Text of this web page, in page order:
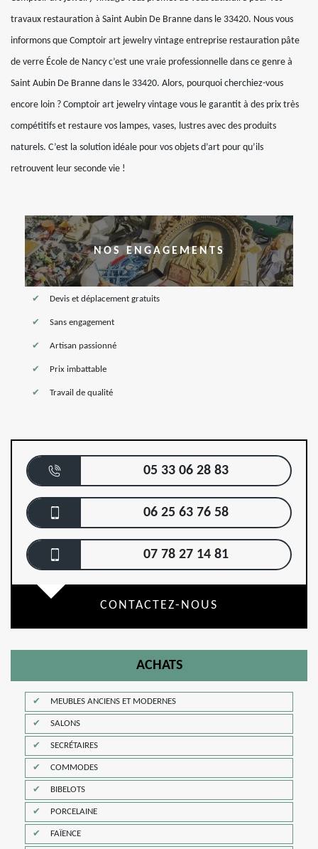
travaux restauration à Saint Aubin De Branne dans le 33420. Nous vous
informons que Comptoir art jewelry vintage entreprise restauration pâte
de verre École de Nancy c’est une vraie professionnelle dans ce genre à
Saint Aubin De Branne dans le 33420. Alors, pourquoi cherchiez-vous
encore loin ? Comptoir art jewelry vintage vous le garantit à des prix très
compétitifs et restaure vos lampes, vases, lustres avec des produits
naturels. C’est la solution idéale pour vos objets d’art pour qu’ils
retrouvent leur seconde vie !
NOS ENGAGEMENTS
Devis et déplacement gratuits
Sans engagement
Artisan passionné
Prix imbattable
Travail de qualité
05 33 06 28 83
06 25 63 76 58
07 78 27 14 81
CONTACTEZ-NOUS
ACHATS
MEUBLES ANCIENS ET MODERNES
SALONS
SECRÉTAIRES
COMMODES
BIBELOTS
PORCELAINE
FAÏENCE